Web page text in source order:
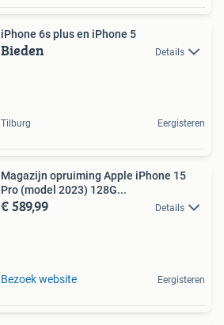
iPhone 6s plus en iPhone 5
Bieden Details
Tilburg Eergisteren
Magazijn opruiming Apple iPhone 15
Pro (model 2023) 128G...
€ 589,99 Details
Bezoek website Eergisteren